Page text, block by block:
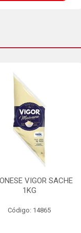
VIGOR SACHE
1KG
Código: 14865